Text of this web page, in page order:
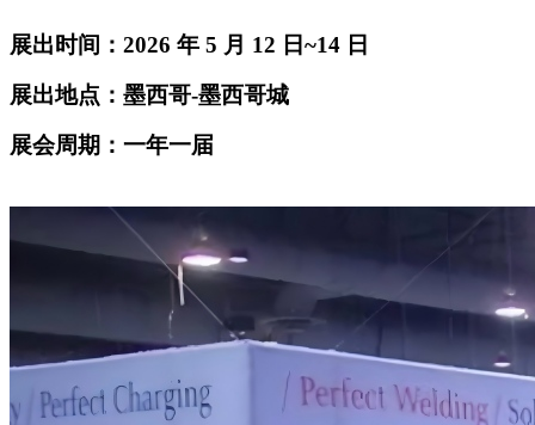
展出时间：2026 年 5 月 12 日~14 日
展出地点：墨西哥-墨西哥城
展会周期：一年一届